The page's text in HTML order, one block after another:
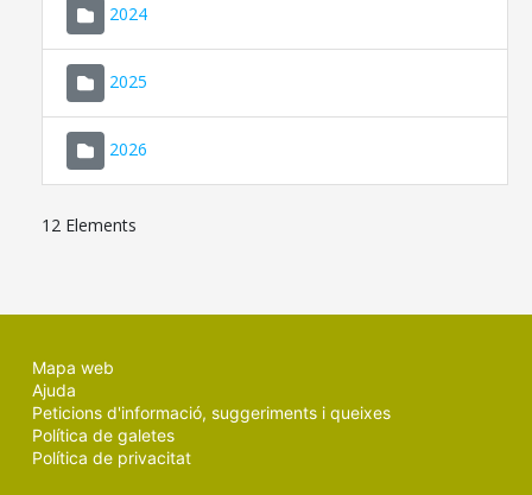
2024
2025
2026
12 Elements
Mapa web
Ajuda
Peticions d'informació, suggeriments i queixes
Política de galetes
Política de privacitat